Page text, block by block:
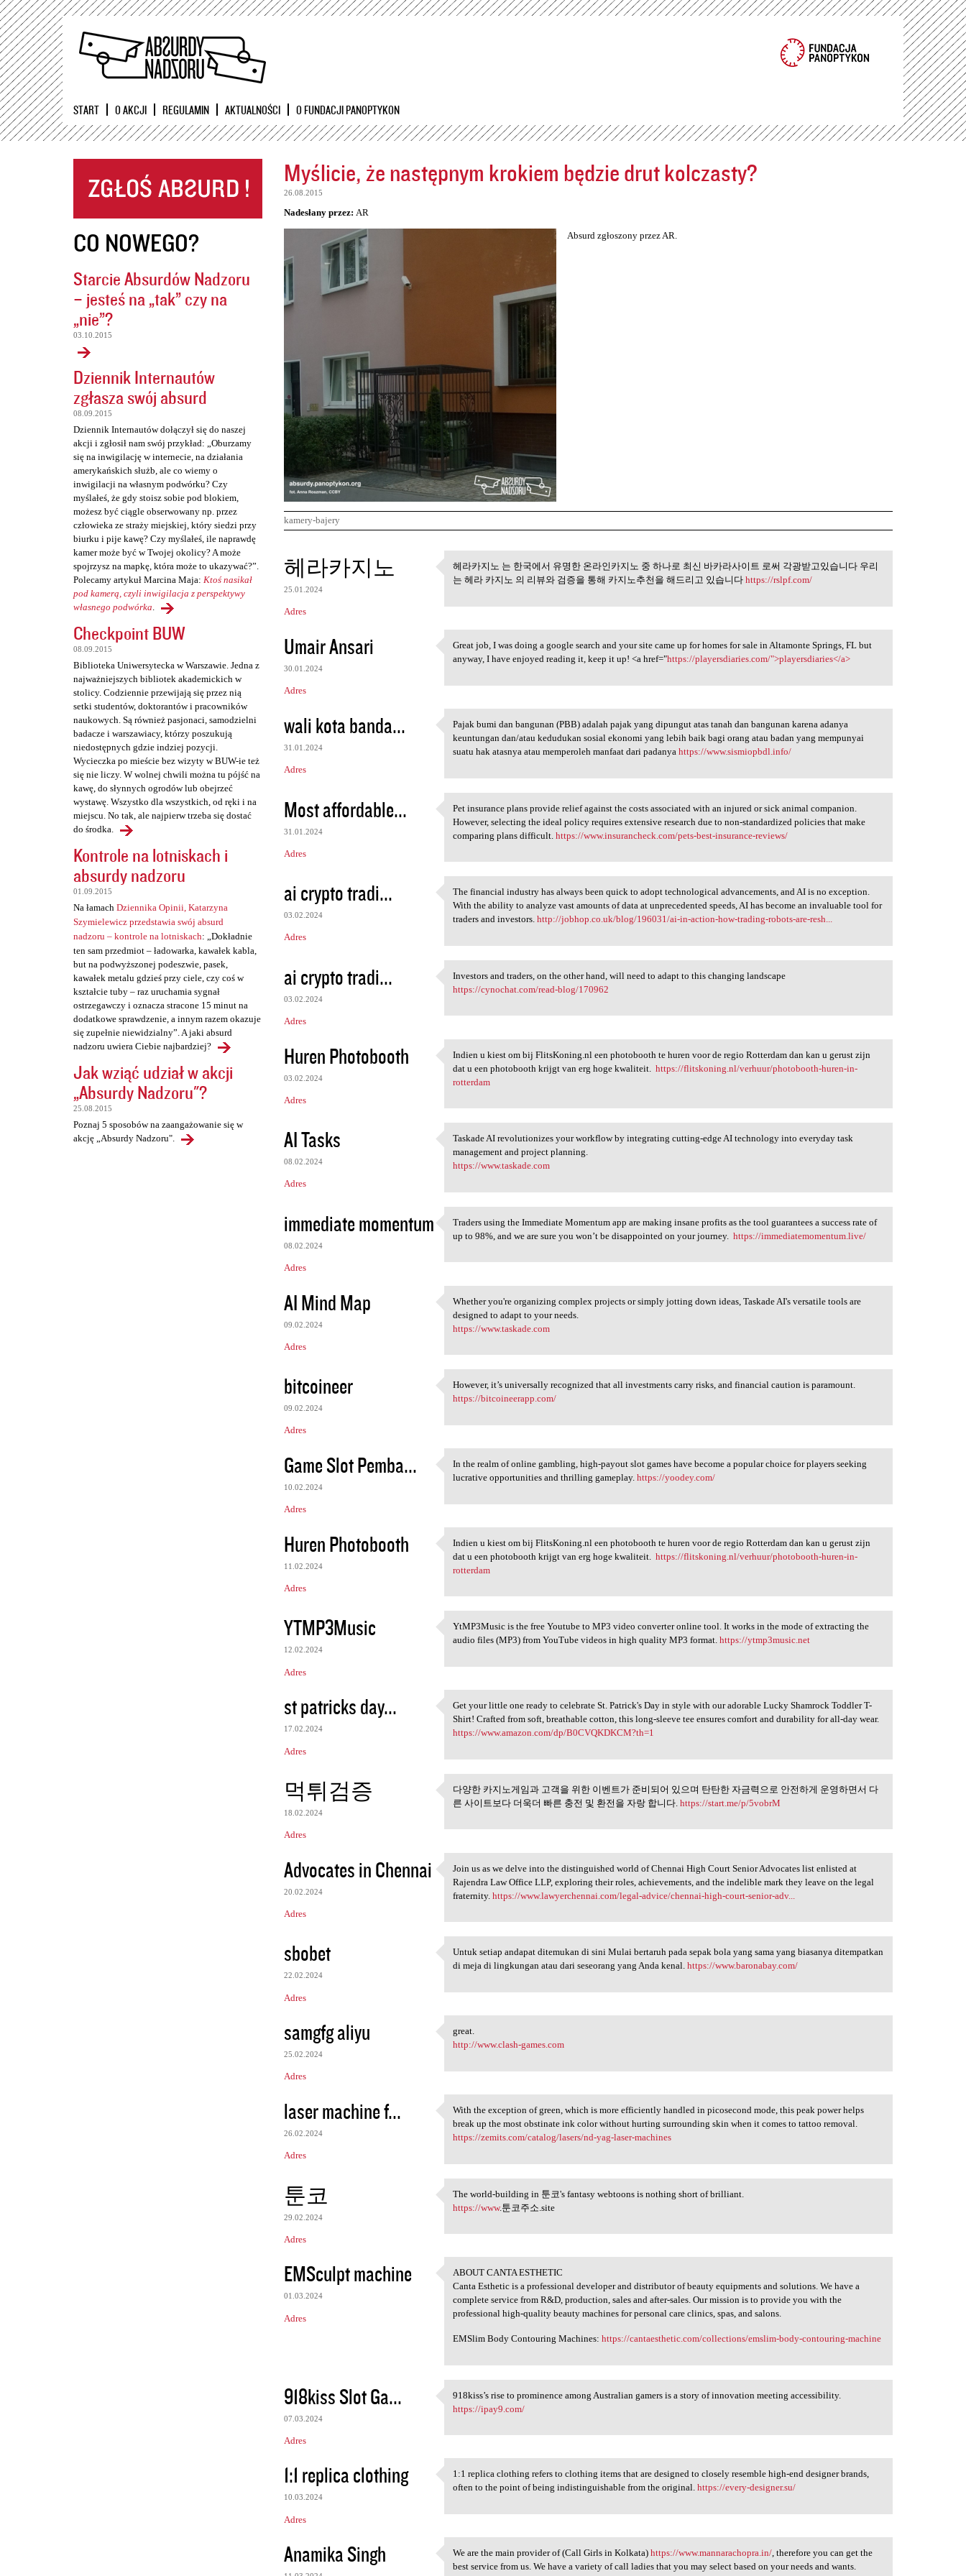
Przejdź
START O AKCJI REGULAMIN AKTUALNOŚCI O FUNDACJI PANOPTYKON
CO NOWEGO?
Starcie Absurdów Nadzoru
– jesteś na „tak” czy na
„nie”?
03.10.2015
Dziennik Internautów
zgłasza swój absurd
08.09.2015
Dziennik Internautów dołączył się do naszej
akcji i zgłosił nam swój przykład: „Oburzamy
się na inwigilację w internecie, na działania
amerykańskich służb, ale co wiemy o
inwigilacji na własnym podwórku? Czy
myślałeś, że gdy stoisz sobie pod blokiem,
możesz być ciągle obserwowany np. przez
człowieka ze straży miejskiej, który siedzi przy
biurku i pije kawę? Czy myślałeś, ile naprawdę
kamer może być w Twojej okolicy? A może
spojrzysz na mapkę, która może to ukazywać?”.
Polecamy artykuł Marcina Maja: Ktoś nasikał
pod kamerą, czyli inwigilacja z perspektywy
własnego podwórka.
Checkpoint BUW
08.09.2015
Biblioteka Uniwersytecka w Warszawie. Jedna z
najważniejszych bibliotek akademickich w
stolicy. Codziennie przewijają się przez nią
setki studentów, doktorantów i pracowników
naukowych. Są również pasjonaci, samodzielni
badacze i warszawiacy, którzy poszukują
niedostępnych gdzie indziej pozycji.
Wycieczka po mieście bez wizyty w BUW-ie też
się nie liczy. W wolnej chwili można tu pójść na
kawę, do słynnych ogrodów lub obejrzeć
wystawę. Wszystko dla wszystkich, od ręki i na
miejscu. No tak, ale najpierw trzeba się dostać
do środka.
Kontrole na lotniskach i
absurdy nadzoru
01.09.2015
Na łamach Dziennika Opinii, Katarzyna
Szymielewicz przedstawia swój absurd
nadzoru – kontrole na lotniskach: „Dokładnie
ten sam przedmiot – ładowarka, kawałek kabla,
but na podwyższonej podeszwie, pasek,
kawałek metalu gdzieś przy ciele, czy coś w
kształcie tuby – raz uruchamia sygnał
ostrzegawczy i oznacza stracone 15 minut na
dodatkowe sprawdzenie, a innym razem okazuje
się zupełnie niewidzialny”. A jaki absurd
nadzoru uwiera Ciebie najbardziej?
Jak wziąć udział w akcji
„Absurdy Nadzoru"?
25.08.2015
Poznaj 5 sposobów na zaangażowanie się w
akcję „Absurdy Nadzoru".
Myślicie, że następnym krokiem będzie drut kolczasty?
26.08.2015
Nadesłany przez: AR
Absurd zgłoszony przez AR.
kamery-bajery
K
o
m
e
n
t
r
z
e
헤라카지노
25.01.2024
Adres
헤라카지노 는 한국에서 유명한 온라인카지노 중 하나로
헤라카지노 는 한국에서 유명한 온라인카지노 중 하나로 최신 바카라사이트 로써 각광받고있습니다 우리
는 헤라 카지노 의 리뷰와 검증을 통해 카지노추천을 해드리고 있습니다https://rslpf.com/
Umair Ansari
30.01.2024
Adres
Great job, I was doing a
Great job, I was doing a google search and your site came up for homes for sale in Altamonte Springs, FL but
anyway, I have enjoyed reading it, keep it up! <a href="https://playersdiaries.com/">playersdiaries</a>
wali kota banda...
31.01.2024
Adres
Pajak bumi dan bangunan (PBB)
Pajak bumi dan bangunan (PBB) adalah pajak yang dipungut atas tanah dan bangunan karena adanya
keuntungan dan/atau kedudukan sosial ekonomi yang lebih baik bagi orang atau badan yang mempunyai
suatu hak atasnya atau memperoleh manfaat dari padanyahttps://www.sismiopbdl.info/
Most affordable...
31.01.2024
Adres
Pet insurance plans provide
Pet insurance plans provide relief against the costs associated with an injured or sick animal companion.
However, selecting the ideal policy requires extensive research due to non-standardized policies that make
comparing plans difficult.https://www.insurancheck.com/pets-best-insurance-reviews/
ai crypto tradi...
03.02.2024
Adres
The financial industry has
The financial industry has always been quick to adopt technological advancements, and AI is no exception.
With the ability to analyze vast amounts of data at unprecedented speeds, AI has become an invaluable tool for
traders and investors.http://jobhop.co.uk/blog/196031/ai-in-action-how-trading-robots-are-resh...
ai crypto tradi...
03.02.2024
Adres
Investors and traders, on the
Investors and traders, on the other hand, will need to adapt to this changing landscape
https://cynochat.com/read-blog/170962
Huren Photobooth
03.02.2024
Adres
Indien u kiest om bij
Indien u kiest om bij FlitsKoning.nl een photobooth te huren voor de regio Rotterdam dan kan u gerust zijn
dat u een photobooth krijgt van erg hoge kwaliteit.https://flitskoning.nl/verhuur/photobooth-huren-in-
rotterdam
AI Tasks
08.02.2024
Adres
Taskade AI revolutionizes
Taskade AI revolutionizes your workflow by integrating cutting-edge AI technology into everyday task
management and project planning.
https://www.taskade.com
immediate momentum
08.02.2024
Adres
Traders using the Immediate
Traders using the Immediate Momentum app are making insane profits as the tool guarantees a success rate of
up to 98%, and we are sure you won’t be disappointed on your journey.https://immediatemomentum.live/
AI Mind Map
09.02.2024
Adres
Whether you're organizing
Whether you're organizing complex projects or simply jotting down ideas, Taskade AI's versatile tools are
designed to adapt to your needs.
https://www.taskade.com
bitcoineer
09.02.2024
Adres
However, it’s universally
However, it’s universally recognized that all investments carry risks, and financial caution is paramount.
https://bitcoineerapp.com/
Game Slot Pemba...
10.02.2024
Adres
In the realm of online
In the realm of online gambling, high-payout slot games have become a popular choice for players seeking
lucrative opportunities and thrilling gameplay.https://yoodey.com/
Huren Photobooth
11.02.2024
Adres
Indien u kiest om bij
Indien u kiest om bij FlitsKoning.nl een photobooth te huren voor de regio Rotterdam dan kan u gerust zijn
dat u een photobooth krijgt van erg hoge kwaliteit.https://flitskoning.nl/verhuur/photobooth-huren-in-
rotterdam
YTMP3Music
12.02.2024
Adres
YtMP3Music is the free
YtMP3Music is the free Youtube to MP3 video converter online tool. It works in the mode of extracting the
audio files (MP3) from YouTube videos in high quality MP3 format.https://ytmp3music.net
st patricks day...
17.02.2024
Adres
Get your little one ready to
Get your little one ready to celebrate St. Patrick's Day in style with our adorable Lucky Shamrock Toddler T-
Shirt! Crafted from soft, breathable cotton, this long-sleeve tee ensures comfort and durability for all-day wear.
https://www.amazon.com/dp/B0CVQKDKCM?th=1
먹튀검증
18.02.2024
Adres
다양한 카지노게임과 고객을 위한 이벤트가 준비되어
다양한 카지노게임과 고객을 위한 이벤트가 준비되어 있으며 탄탄한 자금력으로 안전하게 운영하면서 다
른 사이트보다 더욱더 빠른 충전 및 환전을 자랑 합니다.https://start.me/p/5vobrM
Advocates in Chennai
20.02.2024
Adres
Join us as we delve into the
Join us as we delve into the distinguished world of Chennai High Court Senior Advocates list enlisted at
Rajendra Law Office LLP, exploring their roles, achievements, and the indelible mark they leave on the legal
fraternity.https://www.lawyerchennai.com/legal-advice/chennai-high-court-senior-adv...
sbobet
22.02.2024
Adres
Untuk setiap andapat
Untuk setiap andapat ditemukan di sini Mulai bertaruh pada sepak bola yang sama yang biasanya ditempatkan
di meja di lingkungan atau dari seseorang yang Anda kenal.https://www.baronabay.com/
samgfg aliyu
25.02.2024
Adres
great.
great.
http://www.clash-games.com
laser machine f...
26.02.2024
Adres
With the exception of green,
With the exception of green, which is more efficiently handled in picosecond mode, this peak power helps
break up the most obstinate ink color without hurting surrounding skin when it comes to tattoo removal.
https://zemits.com/catalog/lasers/nd-yag-laser-machines
툰코
29.02.2024
Adres
The world-building in 툰코's
The world-building in 툰코's fantasy webtoons is nothing short of brilliant.
https://www.툰코주소.site
EMSculpt machine
01.03.2024
Adres
ABOUT CANTA ESTHETIC
ABOUT CANTA ESTHETIC
Canta Esthetic is a professional developer and distributor of beauty equipments and solutions. We have a
complete service from R&D, production, sales and after-sales. Our mission is to provide you with the
professional high-quality beauty machines for personal care clinics, spas, and salons.
EMSlim Body Contouring Machines:https://cantaesthetic.com/collections/emslim-body-contouring-machine
918kiss Slot Ga...
07.03.2024
Adres
918kiss’s rise to prominence
918kiss’s rise to prominence among Australian gamers is a story of innovation meeting accessibility.
https://ipay9.com/
1:1 replica clothing
10.03.2024
Adres
1:1 replica clothing refers
1:1 replica clothing refers to clothing items that are designed to closely resemble high-end designer brands,
often to the point of being indistinguishable from the original.https://every-designer.su/
Anamika Singh We are the main provider of
We are the main provider of (Call Girls in Kolkata)https://www.mannarachopra.in/, therefore you can get the
best service from us. We have a variety of call ladies that you may select based on your needs and wants.